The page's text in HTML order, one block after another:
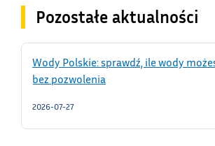
Pozostałe aktualności
Wody Polskie: sprawdź, ile wody
bez pozwolenia
2026-07-27